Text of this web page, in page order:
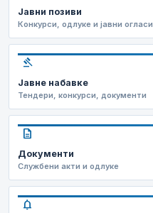
Јавни позиви
Конкурси, одлуке и јавни огласи
gavel
Јавне набавке
Тендери, конкурси, документи
description
Документи
Службени акти и одлуке
notifications